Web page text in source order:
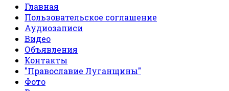
Главная
Пользовательское соглашение
Аудиозаписи
Видео
Объявления
Контакты
"Православие Луганщины"
Фото